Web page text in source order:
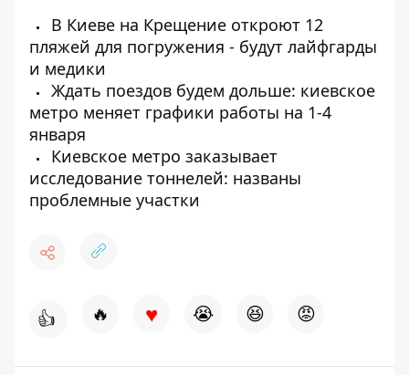
В Киеве на Крещение откроют 12
пляжей для погружения - будут лайфгарды
и медики
Ждать поездов будем дольше: киевское
метро меняет графики работы на 1-4
января
Киевское метро заказывает
исследование тоннелей: названы
проблемные участки
👍 🔥 ♥ 😭 😆 😡